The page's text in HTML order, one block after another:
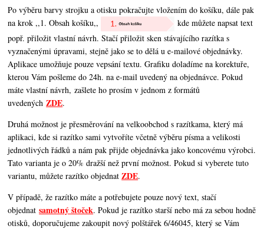
Po výběru barvy strojku a otisku pokračujte vložením do košíku, dále pak
na krok ,,1. Obsah košíku,,
kde můžete napsat text
popř. přiložit vlastní návrh. Stačí přiložit sken stávajícího razítka s
vyznačenými úpravami, stejně jako se to dělá u e-mailové objednávky.
Aplikace umožňuje pouze vepsání textu. Grafiku doladíme na korektuře,
kterou Vám pošleme do 24h. na e-mail uvedený na objednávce. Pokud
máte vlastní návrh, zašlete ho prosím v jednom z formátů
uvedenýchZDE.
Druhá možnost je přesměrování na velkoobchod s razítkama, který má
aplikaci, kde si razítko sami vytvoříte včetně výběru písma a velikosti
jednotlivých řádků a nám pak přijde objednávka jako koncovému výrobci.
Tato varianta je o 20% dražší než první možnost. Pokud si vyberete tuto
variantu, můžete razítko objednatZDE.
V případě, že razítko máte a potřebujete pouze nový text, stačí
objednatsamotný štoček. Pokud je razítko starší nebo má za sebou hodně
otisků, doporučujeme zakoupit nový polštářek 6/46045, který se Vám